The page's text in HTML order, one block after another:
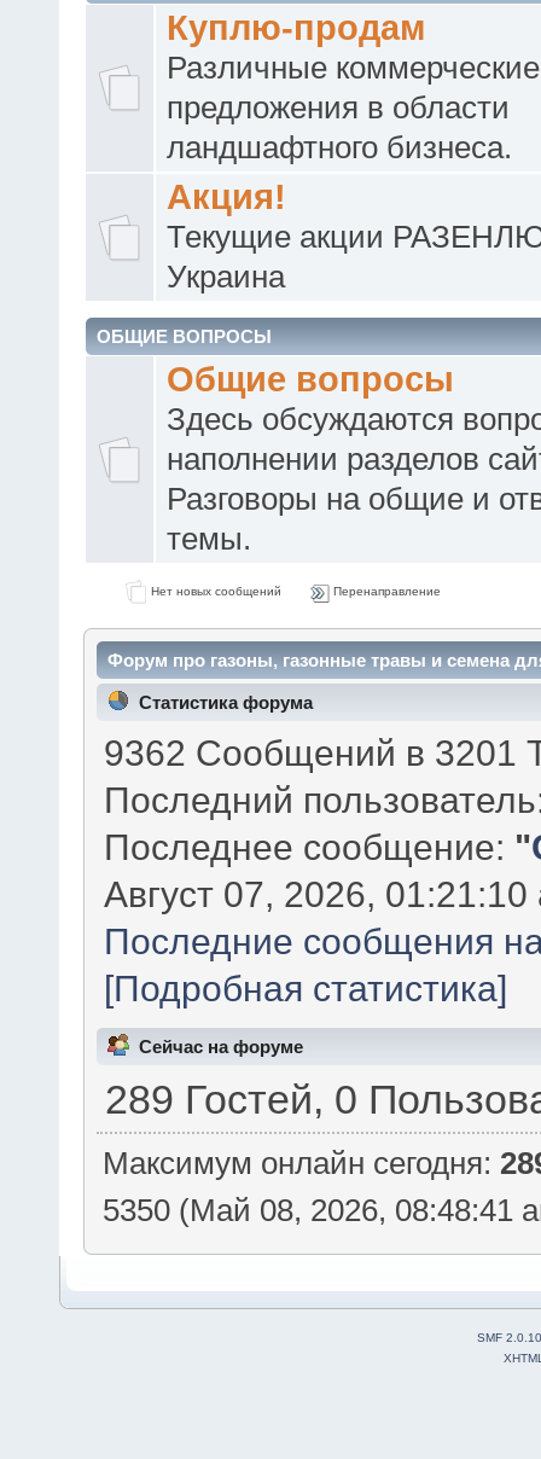
Куплю-продам
Различные коммерческие
предложения в области
ландшафтного бизнеса.
Акция!
Текущие акции
Украина
ОБЩИЕ ВОПРОСЫ
Общие вопросы
Здесь обсуждаются
наполнении разделов
Разговоры на общие и
темы.
Нет новых сообщений Перенаправление
Форум про газоны, газонные травы и семена
Статистика форума
9362 Сообщений в 3201
Последний
Последнее сообщение: "
Август 07, 2026, 01:21:10
Последние сообщения
[Подробная статистика]
Сейчас на форуме
289 Гостей, 0
Максимум онлайн сегодня:
5350 (Май 08, 2026, 08:48:41
SMF 2.0.10